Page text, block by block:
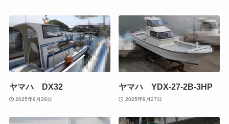
ヤマハ DX32
2025年9月28日
ヤマハ YDX-27-2B-3HP
2025年9月27日